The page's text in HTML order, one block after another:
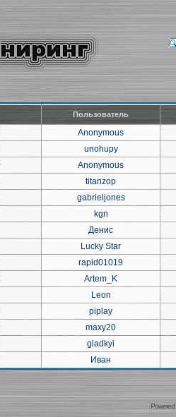
Пользователь
Anonymous
unohupy
Anonymous
titanzop
gabrieljones
kgn
Денис
Lucky Star
rapid01019
Artem_K
Leon
piplay
maxy20
gladkyi
Иван